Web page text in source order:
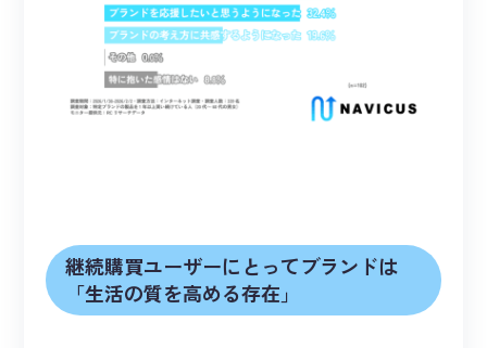
継続購買ユーザーにとってブランドは
「生活の質を高める存在」